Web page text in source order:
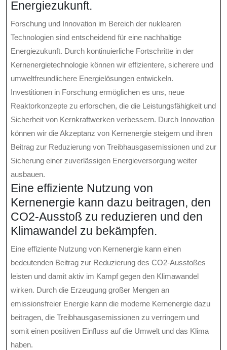
Energiezukunft.
Forschung und Innovation im Bereich der nuklearen
Technologien sind entscheidend für eine nachhaltige
Energiezukunft. Durch kontinuierliche Fortschritte in der
Kernenergietechnologie können wir effizientere, sicherere und
umweltfreundlichere Energielösungen entwickeln.
Investitionen in Forschung ermöglichen es uns, neue
Reaktorkonzepte zu erforschen, die die Leistungsfähigkeit und
Sicherheit von Kernkraftwerken verbessern. Durch Innovation
können wir die Akzeptanz von Kernenergie steigern und ihren
Beitrag zur Reduzierung von Treibhausgasemissionen und zur
Sicherung einer zuverlässigen Energieversorgung weiter
ausbauen.
Eine effiziente Nutzung von
Kernenergie kann dazu beitragen, den
CO2-Ausstoß zu reduzieren und den
Klimawandel zu bekämpfen.
Eine effiziente Nutzung von Kernenergie kann einen
bedeutenden Beitrag zur Reduzierung des CO2-Ausstoßes
leisten und damit aktiv im Kampf gegen den Klimawandel
wirken. Durch die Erzeugung großer Mengen an
emissionsfreier Energie kann die moderne Kernenergie dazu
beitragen, die Treibhausgasemissionen zu verringern und
somit einen positiven Einfluss auf die Umwelt und das Klima
haben.